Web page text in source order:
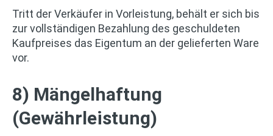
Tritt der Verkäufer in Vorleistung, behält er sich bis
zur vollständigen Bezahlung des geschuldeten
Kaufpreises das Eigentum an der gelieferten Ware
vor.
8) Mängelhaftung
(Gewährleistung)